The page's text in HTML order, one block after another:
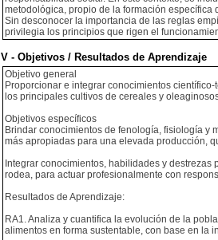
metodológica, propio de la formación específica
Sin desconocer la importancia de las reglas
privilegia los principios que rigen el
V - Objetivos / Resultados de Aprendizaje
Objetivo general
Proporcionar e integrar conocimientos
los principales cultivos de cereales y
Objetivos específicos
Brindar conocimientos de fenología, fisiología y
más apropiadas para una elevada producción,
Integrar conocimientos, habilidades y
rodea, para actuar profesionalmente con
Resultados de Aprendizaje:
RA1. Analiza y cuantifica la evolución de la
alimentos en forma sustentable, con base en la